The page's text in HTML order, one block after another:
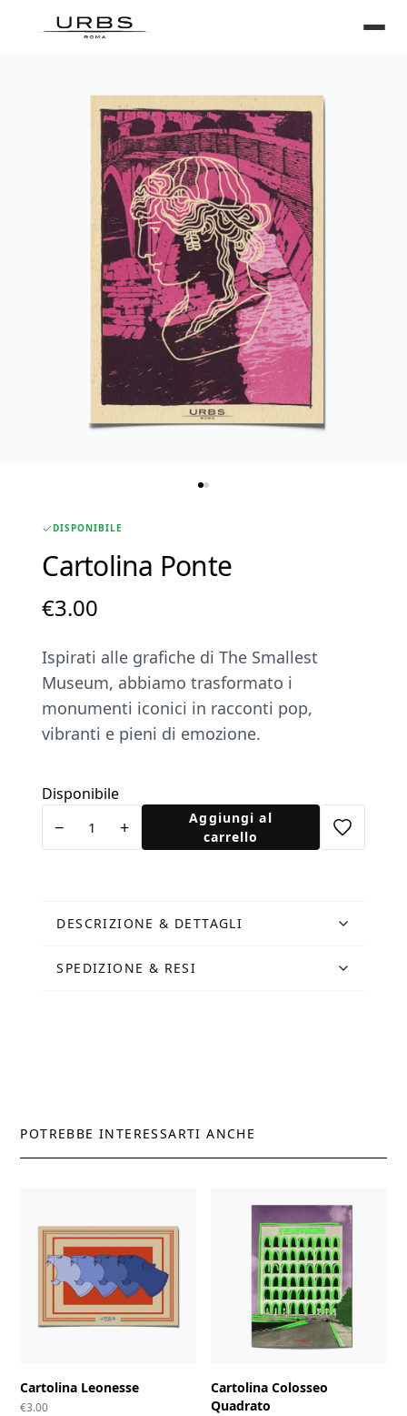
DISPONIBILE
Cartolina Ponte
€3.00
Ispirati alle grafiche di The Smallest
Museum, abbiamo trasformato i
monumenti iconici in racconti pop,
vibranti e pieni di emozione.
Disponibile
− +
Aggiungi al
carrello
DESCRIZIONE & DETTAGLI
SPEDIZIONE & RESI
POTREBBE INTERESSARTI ANCHE
Cartolina Leonesse
€3.00
Cartolina Colosseo
Quadrato